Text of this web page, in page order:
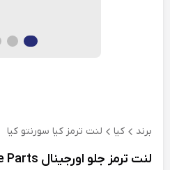
برند کیا لنت ترمز کیا سورنتو کیا